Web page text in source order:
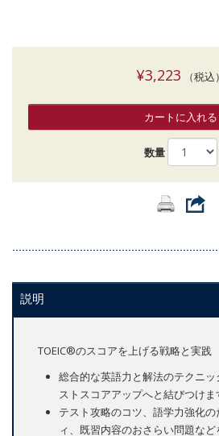
¥3,223 （税込）
カートに入れる
数量
説明
TOEIC®のスコアを上げる戦略と実践
総合的な英語力と解法のテクニ
ストスコアアップへと結びつけま
テスト攻略のコツ、語学力強化
ィ、既習内容のおさらい問題な